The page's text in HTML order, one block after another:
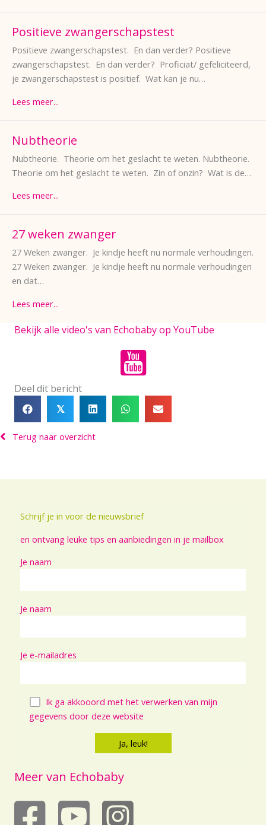
Positieve zwangerschapstest
Positieve zwangerschapstest. En dan verder? Positieve
zwangerschapstest. En dan verder? Proficiat/ gefeliciteerd,
je zwangerschapstest is positief. Wat kan je nu…
Lees meer...
Nubtheorie
Nubtheorie. Theorie om het geslacht te weten. Nubtheorie.
Theorie om het geslacht te weten. Zin of onzin? Wat is de…
Lees meer...
27 weken zwanger
27 Weken zwanger. Je kindje heeft nu normale verhoudingen.
27 Weken zwanger. Je kindje heeft nu normale verhoudingen
en dat…
Lees meer...
Bekijk alle video's van Echobaby op YouTube
Deel dit bericht
𝕏
Terug naar overzicht
Schrijf je in voor de nieuwsbrief
en ontvang leuke tips en aanbiedingen in je mailbox
Je naam
Je naam
Je e-mailadres
Ik ga akkooord met het verwerken van mijn
gegevens door deze website
Meer van Echobaby
echobaby op youtube